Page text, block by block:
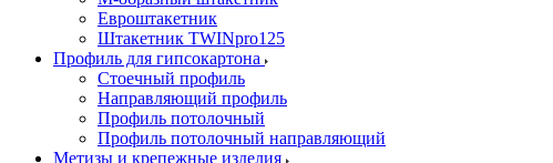
Евроштакетник
Штакетник TWINpro125
Профиль для гипсокартона
Стоечный профиль
Направляющий профиль
Профиль потолочный
Профиль потолочный направляющий
Метизы и крепежные изделия